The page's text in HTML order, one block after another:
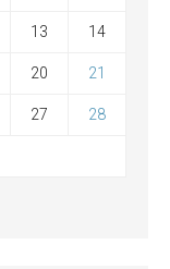
13 14
20 21
27 28